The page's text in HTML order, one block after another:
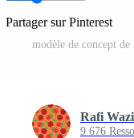
Partager sur Pinterest
modèle de concept
Rafi
9 676